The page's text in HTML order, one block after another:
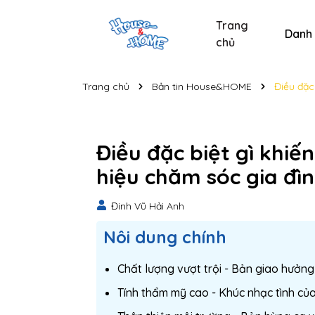
Trang
chủ
Trang chủ Bản tin House&HOME Điều
Điều đặc biệt gì
hiệu chăm sóc gia
Đinh Vũ Hải Anh
Nôi dung chính
Chất lượng vượt trội - Bản giao
Tính thẩm mỹ cao - Khúc nhạc tình